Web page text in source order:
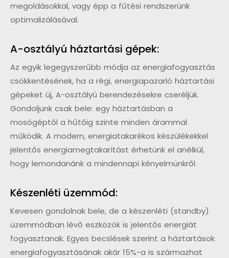
megoldásokkal, vagy épp a fűtési rendszerünk
optimalizálásával.
A-osztályú háztartási gépek:
Az egyik legegyszerűbb módja az energiafogyasztás
csökkentésének, ha a régi, energiapazarló háztartási
gépeket új, A-osztályú berendezésekre cseréljük.
Gondoljunk csak bele: egy háztartásban a
mosógéptől a hűtőig szinte minden árammal
működik. A modern, energiatakarékos készülékekkel
jelentős energiamegtakarítást érhetünk el anélkül,
hogy lemondanánk a mindennapi kényelmünkről.
Készenléti üzemmód:
Kevesen gondolnak bele, de a készenléti (standby)
üzemmódban lévő eszközök is jelentős energiát
fogyasztanak. Egyes becslések szerint a háztartások
energiafogyasztásának akár 15%-a is származhat